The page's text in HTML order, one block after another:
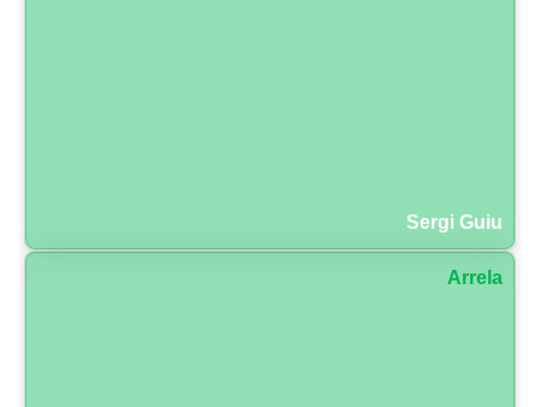
Sergi Guiu
Arrela